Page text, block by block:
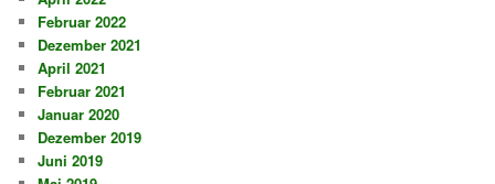
Februar 2022
Dezember 2021
April 2021
Februar 2021
Januar 2020
Dezember 2019
Juni 2019